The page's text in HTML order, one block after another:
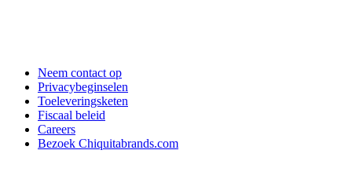
Neem contact op
Privacybeginselen
Toeleveringsketen
Fiscaal beleid
Careers
Bezoek Chiquitabrands.com